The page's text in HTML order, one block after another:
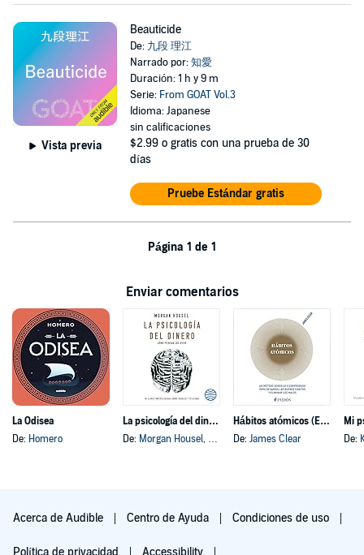
Vista previa
Beauticide
De: 九段 理江
Narrado por:知愛
Duración: 1 h y 9 m
Serie: From GOAT Vol.3
Idioma: Japanese
sin calificaciones
$2.99 o gratis con una prueba de 30
días
Pruebe Estándar gratis
Página 1 de 1
Enviar comentarios
La Odisea
De: Homero
La psicología del dinero
De: Morgan Housel, y otros
Hábitos atómicos (Español neutro)
De: James Clear
Mi
De:
Acerca de Audible Centro de Ayuda Condiciones de uso
Política de privacidad Accessibility